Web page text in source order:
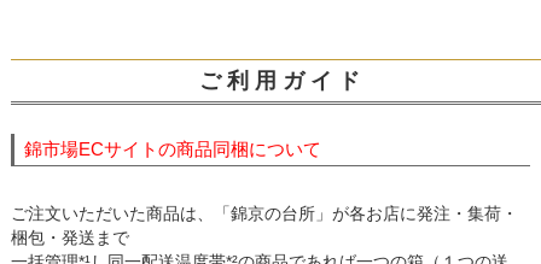
ご 利 用 ガ イ ド
錦市場ECサイトの商品同梱について
ご注文いただいた商品は、「錦京の台所」が各お店に発注・集荷・
梱包・発送まで